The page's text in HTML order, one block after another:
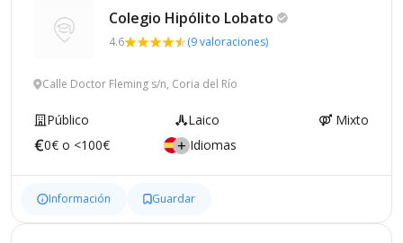
Colegio Hipólito Lobato
4.6 (9 valoraciones)
Calle Doctor Fleming s/n, Coria del Río
Público Laico
Mixto
0€ o <100€
Idiomas
Información Guardar